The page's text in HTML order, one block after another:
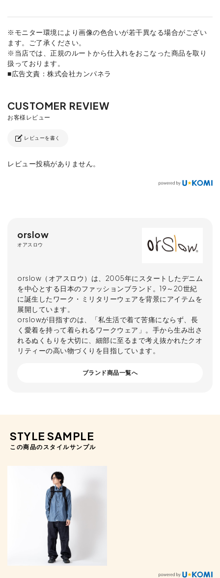
※モニター環境により画像の色合いが若干異なる場合がござい
ます。ご了承ください。
※当店では、正規のルートから仕入れをおこなった商品を取り
扱っております。
■広告文責：株式会社カンパネラ
レビューを書く
レビュー投稿がありません。
orslow
オアスロウ
orslow（オアスロウ）は、2005年にスタートしたデニム
を中心とする日本のファッションブランド。19～20世紀
に誕生したワーク・ミリタリーウェアを背景にアイテムを
展開しています。
orslowが目指すのは、「私生活で着て苦痛にならず、長
く愛着を持って着られるワークウェア」。手から生み出さ
れるぬくもりを大切に、細部に至るまで考え抜かれたクオ
リティーの高い物づくりを目指しています。
ブランド商品一覧へ
STYLE SAMPLE
この商品のスタイルサンプル